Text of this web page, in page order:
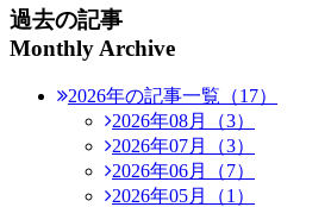
過去の記事
Monthly Archive
2026年の記事一覧（17）
2026年08月（3）
2026年07月（3）
2026年06月（7）
2026年05月（1）